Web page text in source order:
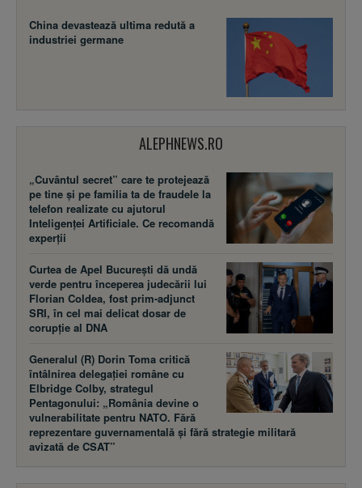
China devastează ultima redută a
industriei germane
ALEPHNEWS.RO
„Cuvântul secret” care te protejează
pe tine și pe familia ta de fraudele la
telefon realizate cu ajutorul
Inteligenței Artificiale. Ce recomandă
experții
Curtea de Apel București dă undă
verde pentru începerea judecării lui
Florian Coldea, fost prim-adjunct
SRI, în cel mai delicat dosar de
corupție al DNA
Generalul (R) Dorin Toma critică
întâlnirea delegației române cu
Elbridge Colby, strategul
Pentagonului: „România devine o
vulnerabilitate pentru NATO. Fără
reprezentare guvernamentală și fără strategie militară
avizată de CSAT”